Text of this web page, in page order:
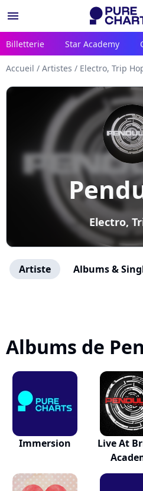
menu
Billetterie Star Academy
Accueil / Artistes / Electro, Trip
Electro,
Artiste Albums &
Albums de
Immersion
Live At